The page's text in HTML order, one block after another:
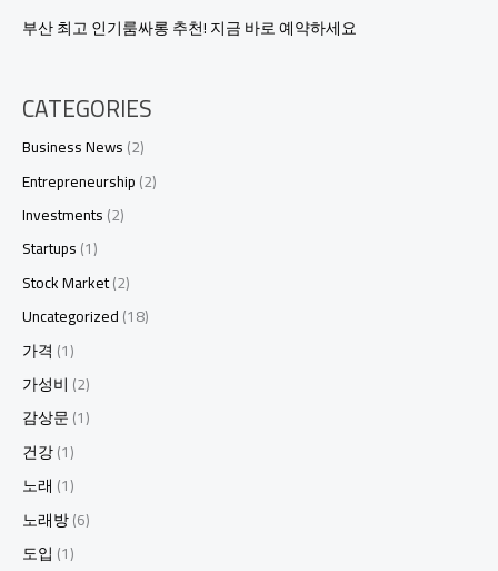
부산 최고 인기룸싸롱 추천! 지금 바로 예약하세요
CATEGORIES
Business News(2)
Entrepreneurship(2)
Investments(2)
Startups(1)
Stock Market(2)
Uncategorized(18)
가격 (1)
가성비 (2)
감상문(1)
건강(1)
노래 (1)
노래방(6)
도입 (1)